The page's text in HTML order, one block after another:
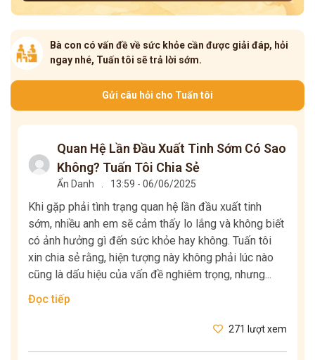
Bà con có vấn đề về sức khỏe cần được giải đáp, hỏi
ngay nhé, Tuấn tôi sẽ trả lời sớm.
Gửi câu hỏi cho Tuấn tôi
Quan Hệ Lần Đầu Xuất Tinh Sớm Có Sao
Không? Tuấn Tôi Chia Sẻ
Ẩn Danh 13:59 - 06/06/2025
Khi gặp phải tình trạng quan hệ lần đầu xuất tinh
sớm, nhiều anh em sẽ cảm thấy lo lắng và không biết
có ảnh hưởng gì đến sức khỏe hay không. Tuấn tôi
xin chia sẻ rằng, hiện tượng này không phải lúc nào
cũng là dấu hiệu của vấn đề nghiêm trọng, nhưng...
Đọc tiếp
271 lượt xem